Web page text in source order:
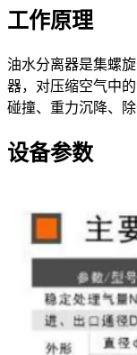
工作原理
油水分离器是集螺
器，对压缩空气中
碰撞、重力沉降、
设备参数